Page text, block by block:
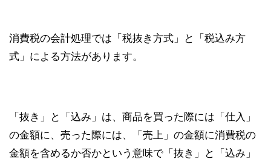
消費税の会計処理では「税抜き方式」と「税込み方
式」による方法があります。
「抜き」と「込み」は、商品を買った際には「仕入」
の金額に、売った際には、「売上」の金額に消費税の
金額を含めるか否かという意味で「抜き」と「込み」